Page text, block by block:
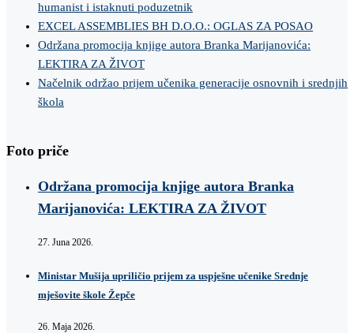
humanist i istaknuti poduzetnik
EXCEL ASSEMBLIES BH D.O.O.: OGLAS ZA POSAO
Održana promocija knjige autora Branka Marijanovića:
LEKTIRA ZA ŽIVOT
Načelnik održao prijem učenika generacije osnovnih i srednjih
škola
Foto priče
Održana promocija knjige autora Branka
Marijanovića: LEKTIRA ZA ŽIVOT
27. Juna 2026.
Ministar Mušija upriličio prijem za uspješne učenike Srednje
mješovite škole Žepče
26. Maja 2026.